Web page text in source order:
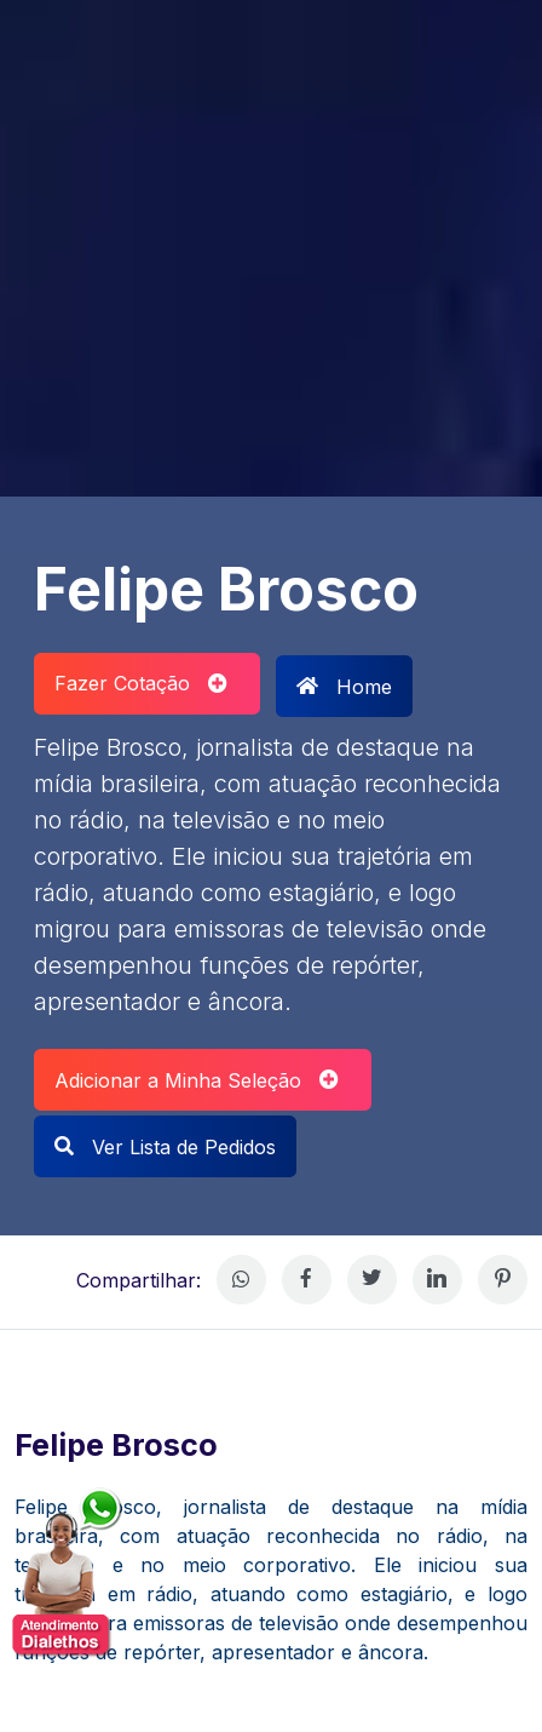
Felipe Brosco
Fazer Cotação Home
Felipe Brosco, jornalista de destaque na
mídia brasileira, com atuação reconhecida
no rádio, na televisão e no meio
corporativo. Ele iniciou sua trajetória em
rádio, atuando como estagiário, e logo
migrou para emissoras de televisão onde
desempenhou funções de repórter,
apresentador e âncora.
Adicionar a Minha Seleção
Ver Lista de Pedidos
Compartilhar:
Felipe Brosco
Felipe Brosco, jornalista de destaque na mídia
brasileira, com atuação reconhecida no rádio, na
televisão e no meio corporativo. Ele iniciou sua
trajetória em rádio, atuando como estagiário, e logo
migrou para emissoras de televisão onde desempenhou
funções de repórter, apresentador e âncora.